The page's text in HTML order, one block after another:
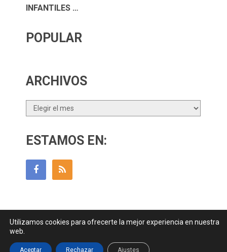
INFANTILES …
POPULAR
ARCHIVOS
Archivos
ESTAMOS EN:
Contactar|| Datos Legales y Privacidady
Utilizamos cookies para ofrecerte la mejor experiencia en nuestra
web.
Aceptar Rechazar Ajustes